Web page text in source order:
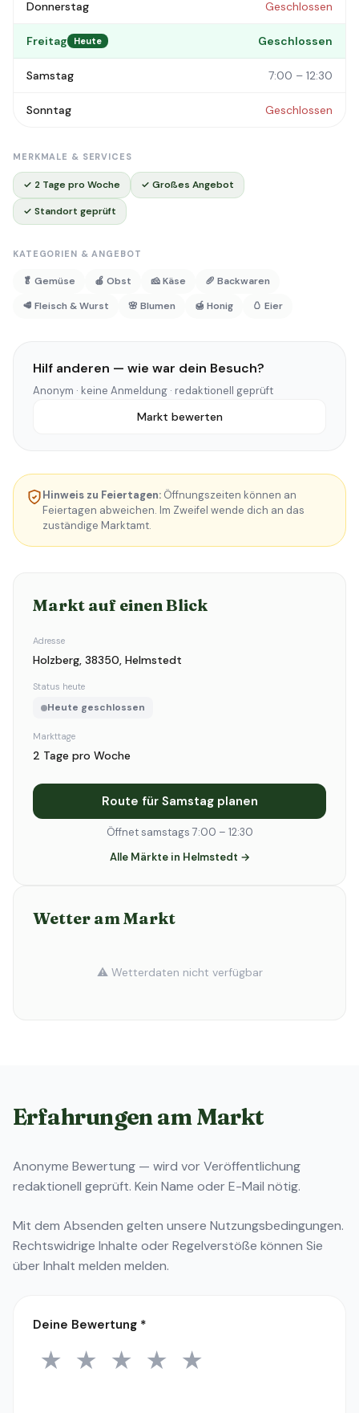
Donnerstag Geschlossen
Freitag Heute Geschlossen
Samstag 7:00 – 12:30
Sonntag Geschlossen
MERKMALE & SERVICES
✓ 2 Tage pro Woche ✓ Großes Angebot
✓ Standort geprüft
KATEGORIEN & ANGEBOT
🥬 Gemüse 🍎 Obst 🧀 Käse
🥖 Backwaren
🥩 Fleisch & Wurst
🌸 Blumen 🍯 Honig 🥚 Eier
Hilf anderen — wie war dein Besuch?
Anonym · keine Anmeldung · redaktionell geprüft
Markt bewerten
Hinweis zu Feiertagen: Öffnungszeiten können an
Feiertagen abweichen. Im Zweifel wende dich an das
zuständige Marktamt.
Markt auf einen Blick
Adresse
Holzberg, 38350, Helmstedt
Status heute
Heute geschlossen
Markttage
2 Tage pro Woche
Route für Samstag planen
Öffnet samstags 7:00 – 12:30
Alle Märkte in Helmstedt →
Wetter am Markt
⚠️ Wetterdaten nicht verfügbar
Erfahrungen am Markt
Anonyme Bewertung — wird vor Veröffentlichung
redaktionell geprüft. Kein Name oder E-Mail nötig.
Mit dem Absenden gelten unsere Nutzungsbedingungen.
Rechtswidrige Inhalte oder Regelverstöße können Sie
überInhalt melden melden.
Deine Bewertung *
1 Stern
★ 2 Sterne
★ 3 Sterne
★ 4 Sterne
★ 5 Sterne
★